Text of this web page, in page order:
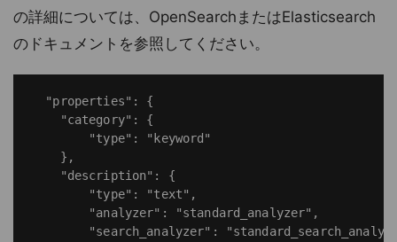
の詳細については、OpenSearchまたはElasticsearch
のドキュメントを参照してください。
  "properties": {
    "category": {
        "type": "keyword"
    },
    "description": {
        "type": "text",
        "analyzer": "standard_analyzer",
"search_analyzer":